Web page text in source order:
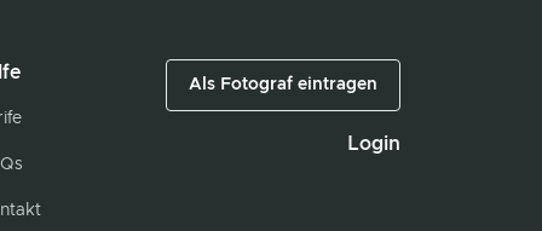
Als Fotograf eintragen
Login